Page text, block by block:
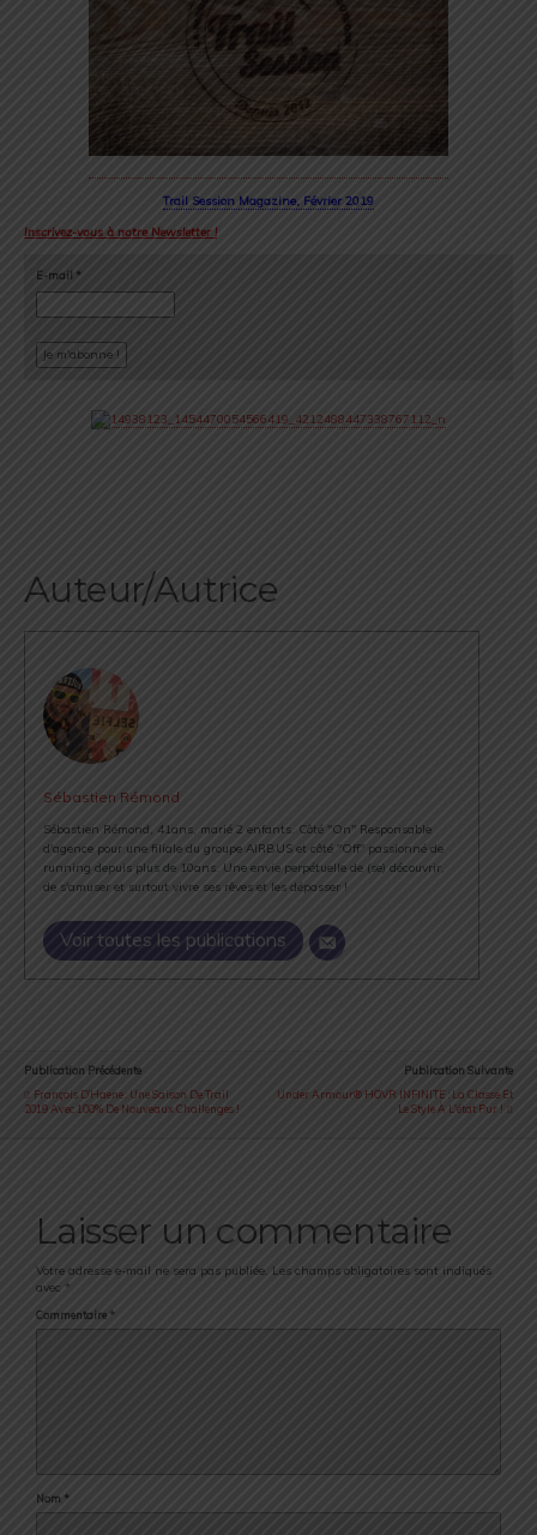
Trail Session Magazine, Février 2019
Inscrivez-vous à notre Newsletter !
E-mail *
Auteur/Autrice
Sébastien Rémond
Sébastien Rémond, 41ans, marié 2 enfants. Côté "On" Responsable
d'agence pour une filiale du groupe AIRBUS et côté "Off" passionné de
running depuis plus de 10ans. Une envie perpétuelle de (se) découvrir,
de s'amuser et surtout vivre ses rêves et les dépasser !
Voir toutes les publications
Publication Précédente
François D’Haene : Une Saison De Trail
2019 Avec 100% De Nouveaux Challenges !
Publication Suivante
Under Armour® HOVR INFINITE : La Classe Et
Le Style À L'état Pur !
Laisser un commentaire
Votre adresse e-mail ne sera pas publiée. Les champs obligatoires sont indiqués
avec *
Commentaire *
Nom *